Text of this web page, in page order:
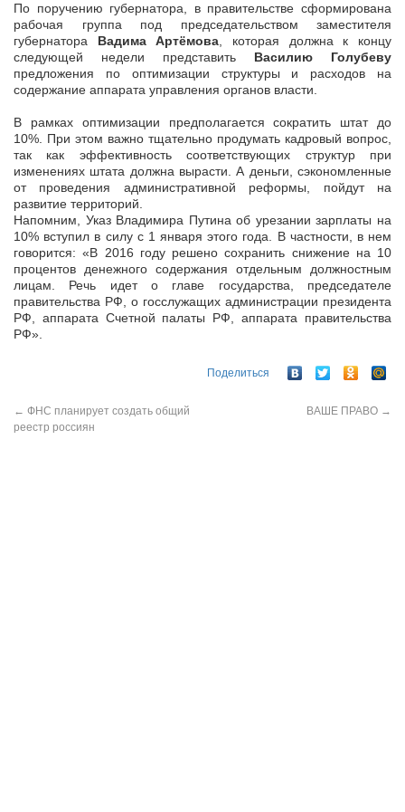
По поручению губернатора, в правительстве сформирована
рабочая группа под председательством заместителя
губернатора Вадима Артёмова, которая должна к концу
следующей недели представить Василию Голубеву
предложения по оптимизации структуры и расходов на
содержание аппарата управления органов власти.
В рамках оптимизации предполагается сократить штат до
10%. При этом важно тщательно продумать кадровый вопрос,
так как эффективность соответствующих структур при
изменениях штата должна вырасти. А деньги, сэкономленные
от проведения административной реформы, пойдут на
развитие территорий.
Напомним, Указ Владимира Путина об урезании зарплаты на
10% вступил в силу с 1 января этого года. В частности, в нем
говорится: «В 2016 году решено сохранить снижение на 10
процентов денежного содержания отдельным должностным
лицам. Речь идет о главе государства, председателе
правительства РФ, о госслужащих администрации президента
РФ, аппарата Счетной палаты РФ, аппарата правительства
РФ».
Поделиться
← ФНС планирует создать общий
реестр россиян
ВАШЕ ПРАВО →